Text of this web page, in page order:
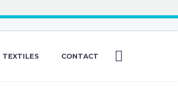
TEXTILES CONTACT